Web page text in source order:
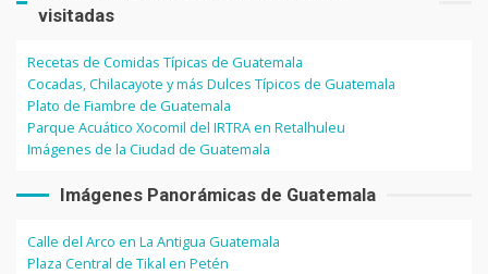
visitadas
Recetas de Comidas Típicas de Guatemala
Cocadas, Chilacayote y más Dulces Típicos de Guatemala
Plato de Fiambre de Guatemala
Parque Acuático Xocomil del IRTRA en Retalhuleu
Imágenes de la Ciudad de Guatemala
Imágenes Panorámicas de Guatemala
Calle del Arco en La Antigua Guatemala
Plaza Central de Tikal en Petén